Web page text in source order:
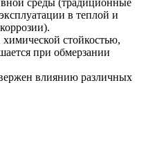
среды (традиционные
в теплой и
стойкостью,
при обмерзании
влиянию различных